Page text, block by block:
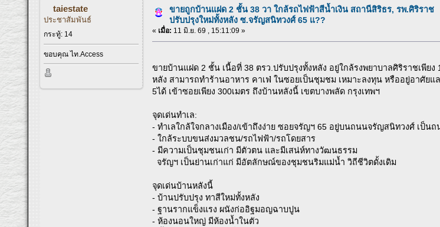
taiestate
ประชาสัมพันธ์
กระทู้: 14
ขอบคุณ ไท.Access
ขายถูกบ้านแฝด 2 ชั้น 38 วา ใกล้รถไฟฟ้าสีน้ำเงิน สถานีสิริธร, รพ.ศิริราช
ปรับปรุงใหม่ทั้งหลัง ซ.จรัญสนิทวงศ์ 65 แ??
« เมื่อ: 11 มิ.ย. 69 , 15:11:09 »
ขายบ้านแฝด 2 ชั้น เนื้อที่ 38 ตรว.ปรับปรุงทั้งหลัง อยู่ใกล้รงพยาบาลศิริราชเพีย
หลัง สามารถทำร้านอาหาร คาเฟ่ ในซอยเป็นชุมชม เหมาะลงทุน หรืออยู่อาศัย
5ได้ เข้าซอยเพียง 300เมตร ถึงบ้านหลังนี้ เขตบางพลัด กรุงเทพฯ
จุดเด่นทำเล:
- ทำเลใกล้ใจกลางเมือง/เข้าถึงง่าย ซอยจรัญฯ 65 อยู่บนถนนจรัญสนิทวงศ์
- ใกล้ระบบขนส่งมวลชน/รถไฟฟ้า/รถโดยสาร
- มีความเป็นชุมชนเก่า มีตัวตน และมีเสน่ห์ทางวัฒนธรรม
จรัญฯ เป็นย่านเก่าแก่ มีอัตลักษณ์ของชุมชนริมแม่น้ำ วิถีชีวิตดั้งเดิม
จุดเด่นบ้านหลังนี้
- บ้านปรับปรุง ทาสีใหม่ทั้งหลัง
- ฐานรากแข็งแรง ผนังก่ออิฐมอญฉาบปูน
- ห้องนอนใหญ่ มีห้องน้ำในตัว